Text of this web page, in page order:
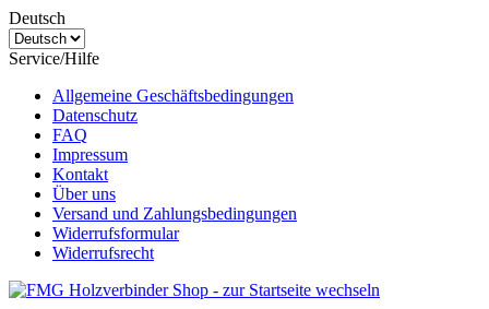
Deutsch
Service/Hilfe
Allgemeine Geschäftsbedingungen
Datenschutz
FAQ
Impressum
Kontakt
Über uns
Versand und Zahlungsbedingungen
Widerrufsformular
Widerrufsrecht